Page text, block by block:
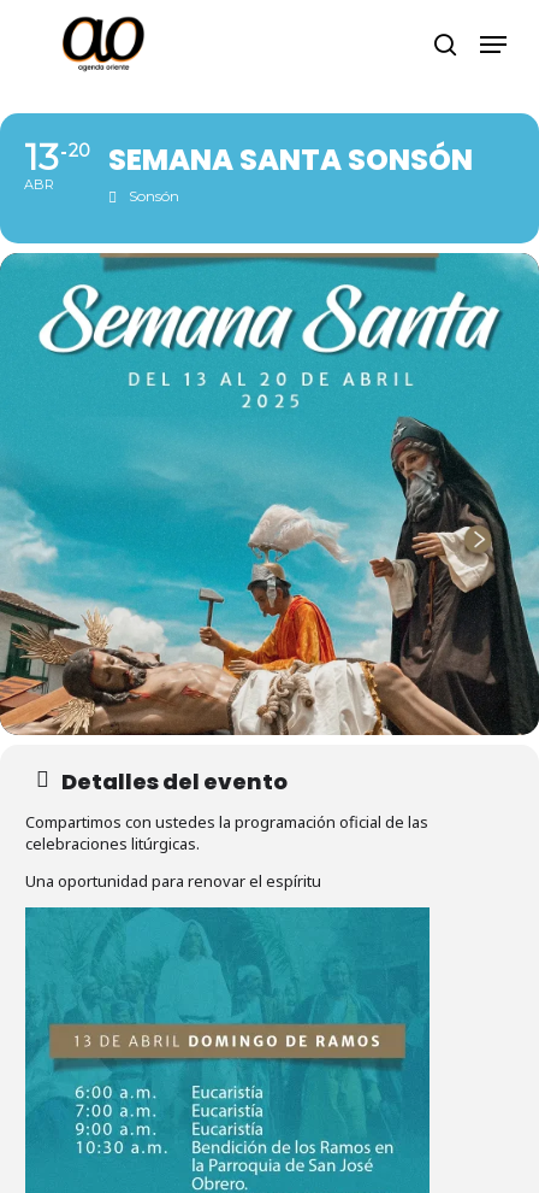
content
search
13
ABR
20 SEMANA SANTA SONSÓN
Sonsón
Detalles del evento
Compartimos con ustedes la programación oficial de las
celebraciones litúrgicas.
Una oportunidad para renovar el espíritu